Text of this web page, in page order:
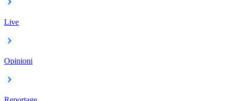
Live
Opinioni